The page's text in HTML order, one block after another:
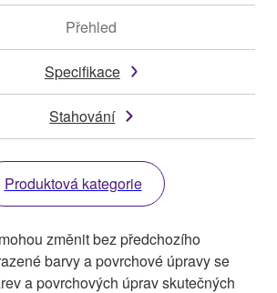
Přehled
Specifikace
Stahování
Produktová kategorie
změnit bez předchozího
barvy a povrchové úpravy se
a povrchových úprav skutečných